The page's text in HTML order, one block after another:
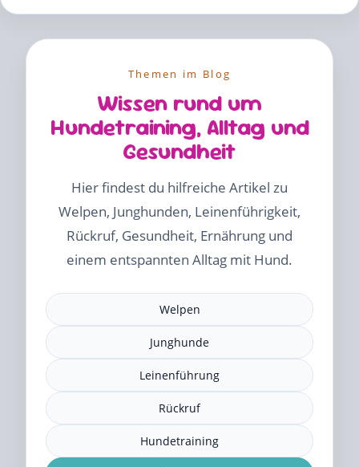
Themen im Blog
Wissen rund um
Hundetraining, Alltag und
Gesundheit
Hier findest du hilfreiche Artikel zu
Welpen, Junghunden, Leinenführigkeit,
Rückruf, Gesundheit, Ernährung und
einem entspannten Alltag mit Hund.
Welpen
Junghunde
Leinenführung
Rückruf
Hundetraining